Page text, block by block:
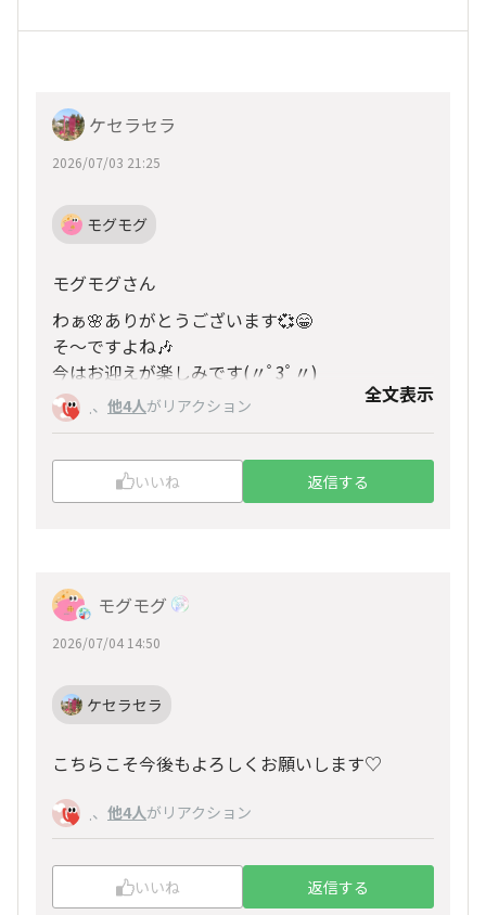
ケセラセラ
2026/07/03 21:25
モグモグ
モグモグさん
わぁ🌸ありがとうございます💞😁
そ～ですよね🎶
今はお迎えが楽しみです(⁠〃ﾟ⁠3ﾟ⁠〃⁠)
そしてこれからの腸活も、腸(ちょ～)楽しみです
♪
改めまして、これからもよろしくお願いします
(⁠灬⁠º⁠‿⁠º⁠灬⁠)⁠♡
.、 他4人がリアクション 全文表示
いいね 返信する
モグモグ
2026/07/04 14:50
ケセラセラ
こちらこそ今後もよろしくお願いします♡
.、 他4人がリアクション
いいね 返信する